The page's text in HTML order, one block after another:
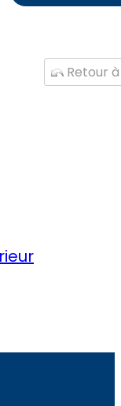
Retour